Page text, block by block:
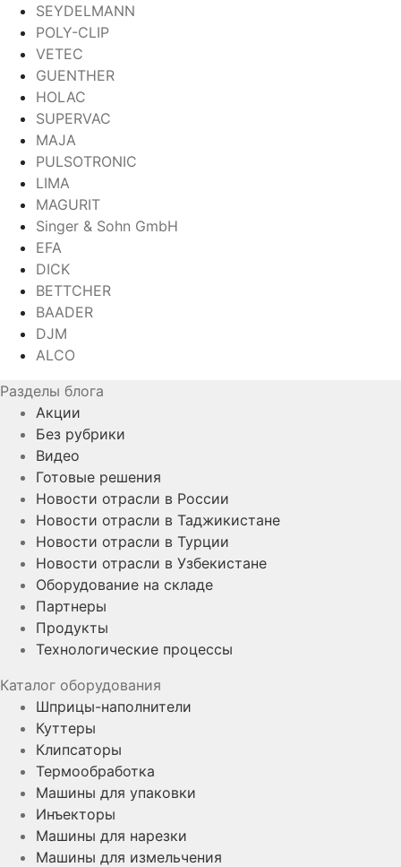
SEYDELMANN
POLY-CLIP
VETEC
GUENTHER
HOLAC
SUPERVAC
MAJA
PULSOTRONIC
LIMA
MAGURIT
Singer & Sohn GmbH
EFA
DICK
BETTCHER
BAADER
DJM
ALCO
Разделы блога
Акции
Без рубрики
Видео
Готовые решения
Новости отрасли в России
Новости отрасли в Таджикистане
Новости отрасли в Турции
Новости отрасли в Узбекистане
Оборудование на складе
Партнеры
Продукты
Технологические процессы
Каталог оборудования
Шприцы-наполнители
Куттеры
Клипсаторы
Термообработка
Машины для упаковки
Инъекторы
Машины для нарезки
Машины для измельчения